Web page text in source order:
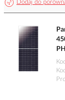
Dodaj do